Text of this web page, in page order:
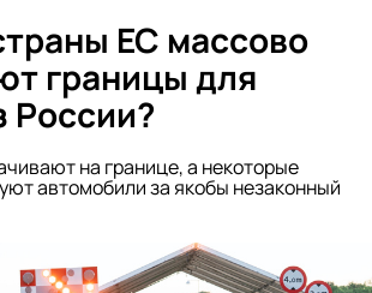
ЕС массово
границы для
России?
на границе, а некоторые
автомобили за якобы незаконный